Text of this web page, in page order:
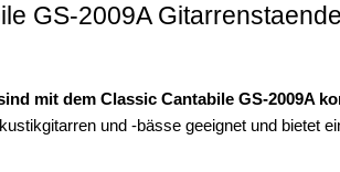
GS-2009A
mit dem Classic Cantabile GS-2009A
und -bässe geeignet und bietet